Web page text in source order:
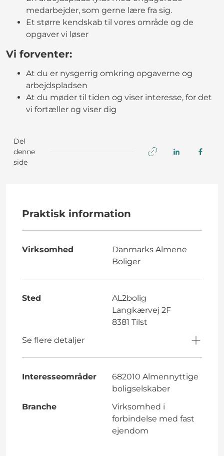
medarbejder, som gerne lære fra sig.
Et større kendskab til vores område og de
opgaver vi løser
Vi forventer:
At du er nysgerrig omkring opgaverne og
arbejdspladsen
At du møder til tiden og viser interesse, for det
vi fortæller og viser dig
Del
denne
side
Praktisk information
Virksomhed
Danmarks Almene
Boliger
Sted
AL2bolig
Langkærvej 2F
8381 Tilst
Se flere detaljer
Interesseområder
682010 Almennyttige
boligselskaber
Branche
Virksomhed i
forbindelse med fast
ejendom